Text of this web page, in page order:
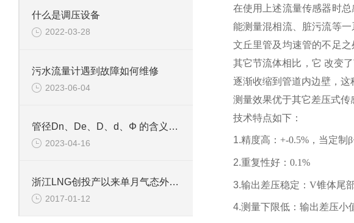
什么是调压设备
2022-03-28
污水流量计遇到故障如何维修
2023-06-04
管径Dn、De、D、d、Φ 的含义和区别
2023-04-16
浙江LNG创投产以来单月气态外输新高
2017-01-12
在使用上述流量传感器时
能测量混相流、脏污流等
文丘里管及均速管的不足
其它节流体相比，它 改变
逐渐收缩到管道内边壁，
测量效果优于其它差压式
技术特点如下：
1.精度高：+-0.5%，当定制
2.重复性好：0.1%
3.输出差压稳定：V锥体尾
4.测量下限低：输出差压小